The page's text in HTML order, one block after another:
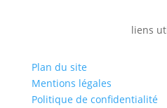
liens
Plan du site
Mentions légales
Politique de confidentialité